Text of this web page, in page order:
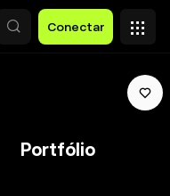
Conectar
Portfólio